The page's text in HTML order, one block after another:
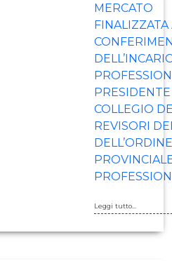
MERCATO
FINALIZZATA
COLLEGIO
REVISORI
DELL’ORDINE
Leggi tutto...